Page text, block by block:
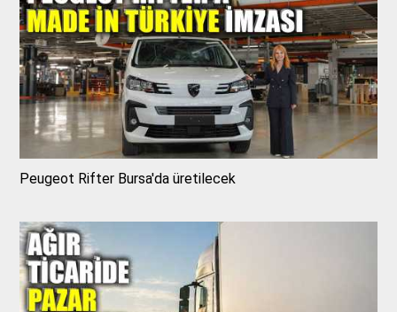
Peugeot Rifter Bursa'da üretilecek